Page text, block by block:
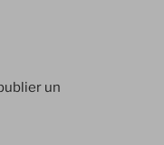
un